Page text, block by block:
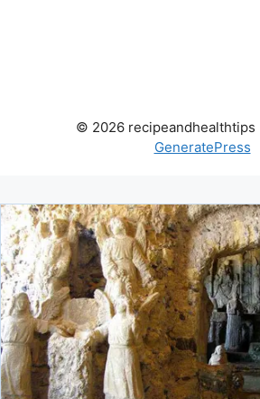
© 2026 recipeandhealthtips
GeneratePress